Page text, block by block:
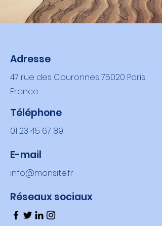
Adresse
47 rue des Couronnes 75020 Paris
France
Téléphone
01 23 45 67 89
E-mail
info@monsite.fr
Réseaux sociaux